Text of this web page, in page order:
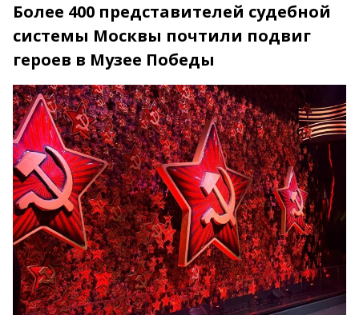
Более 400 представителей судебной
системы Москвы почтили подвиг
героев в Музее Победы